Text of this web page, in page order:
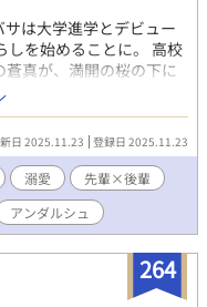
は大学進学とデビュー
しを始めることに。 高校
真が、満開の桜の下に
が必ずアイドルとして輝
連れて都内へと車を走
った。ワンルームの部屋
しめた。「最後の制服
高校卒業と大学進学。
れは、二人の恋の続き
日 2025.11.23 登録日 2025.11.23
溺愛
先輩×後輩
アンダルシュ
264